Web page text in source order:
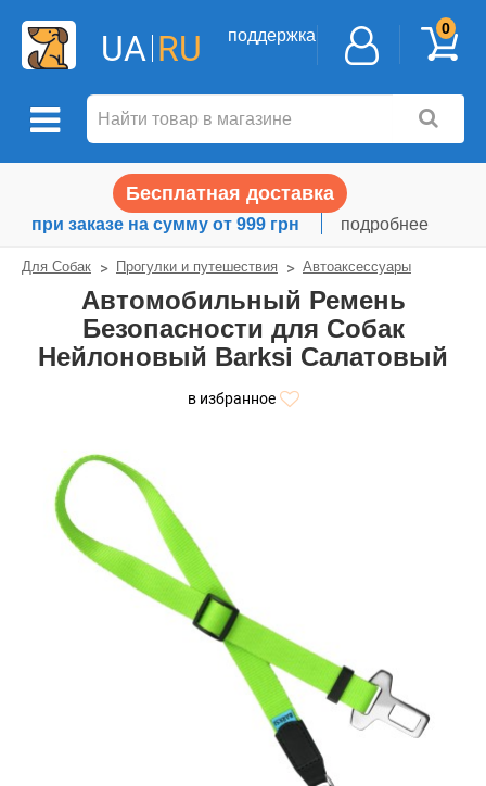
UA RU поддержка 0
Бесплатная доставка
при заказе на сумму от 999 грн подробнее
Для Собак Прогулки и путешествия Автоаксессуары
Автомобильный Ремень
Безопасности для Собак
Нейлоновый Barksi Салатовый
в избранное